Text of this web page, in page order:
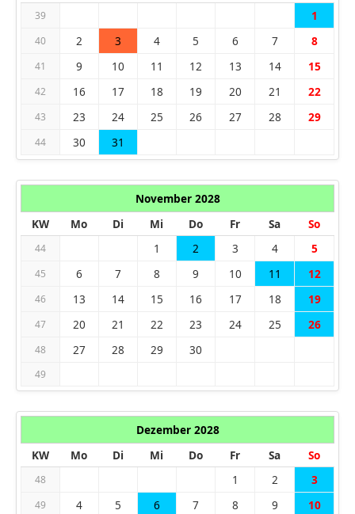
39 1
40 2 3 4 5 6 7 8
41 9 10 11 12 13 14 15
42 16 17 18 19 20 21 22
43 23 24 25 26 27 28 29
44 30 31
November 2028
KW
Mo Di Mi Do Fr Sa So
44 1 2 3 4 5
45 6 7 8 9 10 11 12
46 13 14 15 16 17 18 19
47 20 21 22 23 24 25 26
48 27 28 29 30
49
Dezember 2028
KW
Mo Di Mi Do Fr Sa So
48 1 2 3
49 4 5 6 7 8 9 10